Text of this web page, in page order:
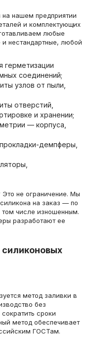
нашем предприятии
и комплектующих
любые
нестандартные, любой
герметизации
соединений;
узлов от пыли,
отверстий,
и хранении;
— корпуса,
демпферы,
не ограничение. Мы
на заказ — по
числе изношенным.
разработают ее
силиконовых
метод заливки в
без
сроки
метод обеспечивает
ГОСТам.